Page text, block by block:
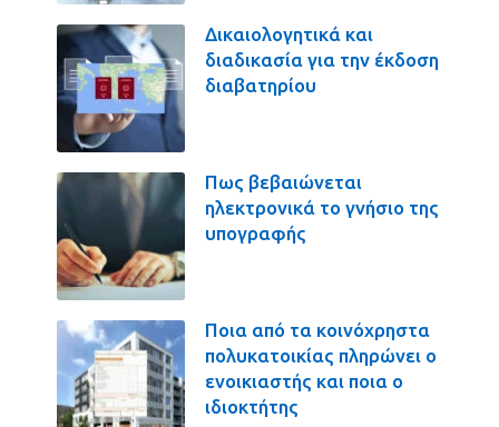
Δικαιολογητικά και
διαδικασία για την έκδοση
διαβατηρίου
Πως βεβαιώνεται
ηλεκτρονικά το γνήσιο της
υπογραφής
Ποια από τα κοινόχρηστα
πολυκατοικίας πληρώνει ο
ενοικιαστής και ποια ο
ιδιοκτήτης